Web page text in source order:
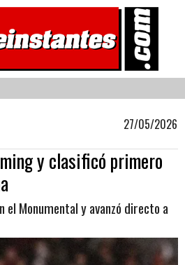
27/05/2026
y clasificó primero
el Monumental y avanzó directo a